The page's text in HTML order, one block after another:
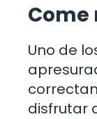
Come
Uno de
disfrutar